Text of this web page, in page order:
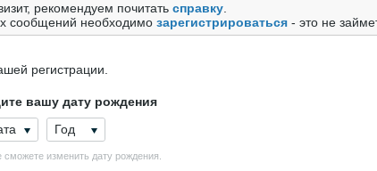
рекомендуем почитать справку
сообщений необходимо зарегистрироваться - это не
регистрации.
вашу дату рождения
Год
изменить дату рождения.